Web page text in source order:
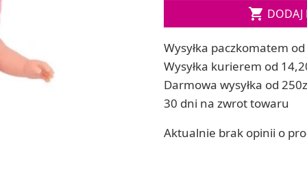
ręcznych
Dodatki: barwniki i zapachy
RZEŹBA, GLINY I ODLEWY
Lepienie i rzeźbienie
Odlewy dekoracyjne
Modelowanie dla dzieci
 DODAJ
Wysyłka paczkomatem od
Wysyłka kurierem od
Darmowa wysyłka od
30 dni na zwrot towaru
Aktualnie brak opinii o